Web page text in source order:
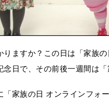
ますか？この日は「家族
日で、その前後一週間は「
家族の日 オンラインフォ